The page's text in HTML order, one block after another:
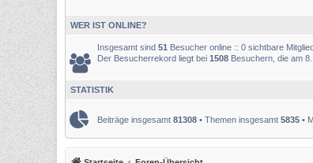
WER IST ONLINE?
Insgesamt sind 51 Besucher online :: 0 sichtbare
Der Besucherrekord liegt bei 1508 Besuchern, die am
STATISTIK
Beiträge insgesamt 81308 • Themen insgesamt 5835 •